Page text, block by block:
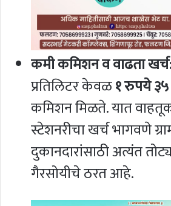
कमी कमिशन व वाढता
प्रतिलिटर केवळ१ रुपये
कमिशन मिळते. यात
स्टेशनरीचा खर्च भागवणे
दुकानदारांसाठी अत्यंत
गैरसोयीचे ठरत आहे.